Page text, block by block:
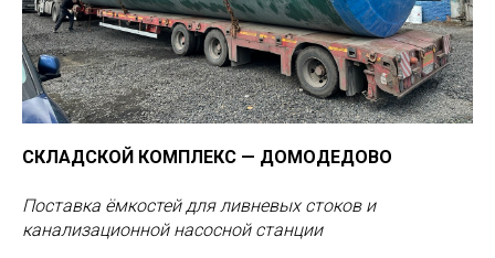
СКЛАДСКОЙ КОМПЛЕКС — ДОМОДЕДОВО
Поставка ёмкостей для ливневых стоков и
канализационной насосной станции